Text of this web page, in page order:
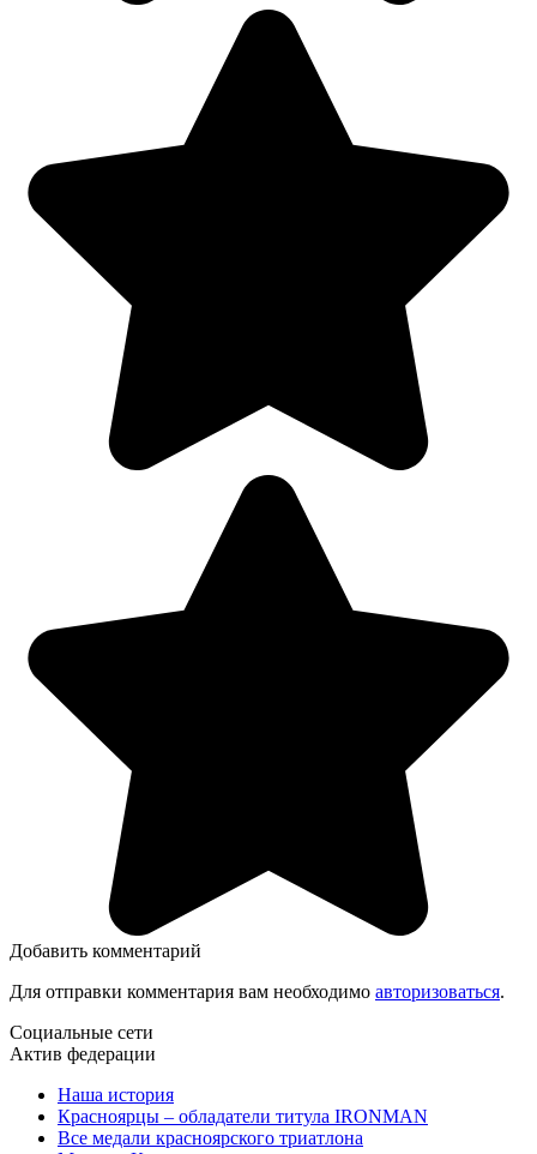
Добавить комментарий
Для отправки комментария вам необходимо авторизоваться.
Социальные сети
Актив федерации
Наша история
Красноярцы – обладатели титула IRONMAN
Все медали красноярского триатлона